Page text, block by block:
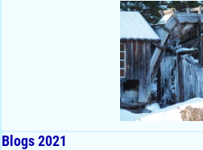
Blogs 2021